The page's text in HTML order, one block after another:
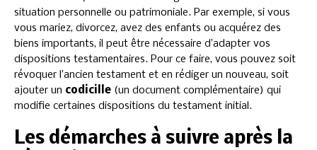
situation personnelle ou patrimoniale. Par exemple, si vous
vous mariez, divorcez, avez des enfants ou acquérez des
biens importants, il peut être nécessaire d’adapter vos
dispositions testamentaires. Pour ce faire, vous pouvez soit
révoquer l’ancien testament et en rédiger un nouveau, soit
ajouter un codicille (un document complémentaire) qui
modifie certaines dispositions du testament initial.
Les démarches à suivre après la